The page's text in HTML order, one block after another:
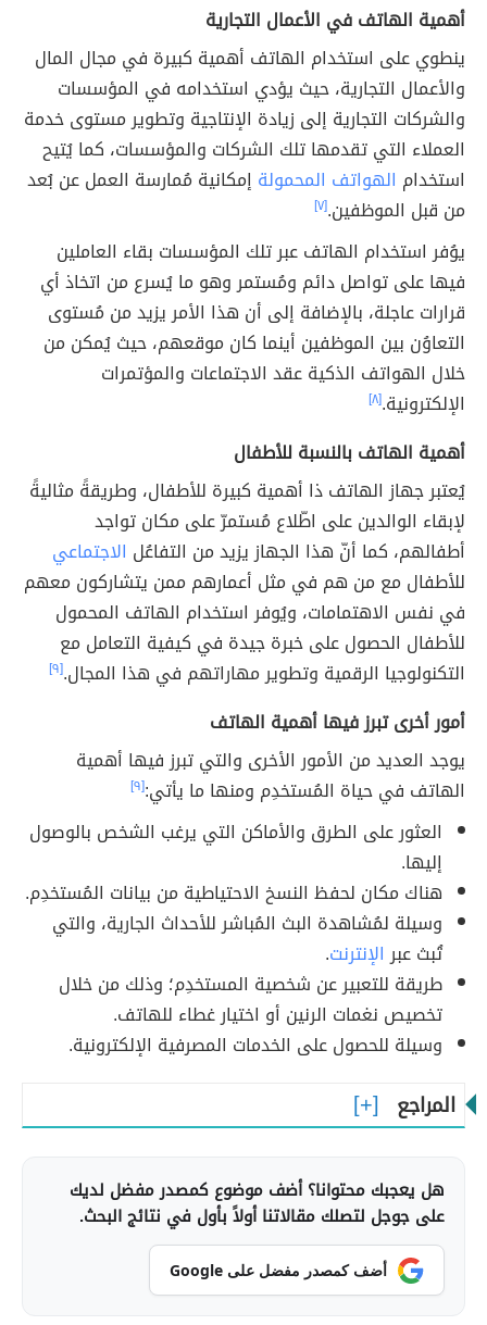
أهمية الهاتف في الأعمال التجارية
ينطوي على استخدام الهاتف أهمية كبيرة في مجال المال
والأعمال التجارية، حيث يؤدي استخدامه في المؤسسات
والشركات التجارية إلى زيادة الإنتاجية وتطوير مستوى خدمة
العملاء التي تقدمها تلك الشركات والمؤسسات، كما يُتيح
استخدام الهواتف المحمولة إمكانية مُمارسة العمل عن بُعد
من قبل الموظفين.[٧]
يوُفر استخدام الهاتف عبر تلك المؤسسات بقاء العاملين
فيها على تواصل دائم ومُستمر وهو ما يُسرع من اتخاذ أي
قرارات عاجلة، بالإضافة إلى أن هذا الأمر يزيد من مُستوى
التعاوُن بين الموظفين أينما كان موقعهم، حيث يُمكن من
خلال الهواتف الذكية عقد الاجتماعات والمؤتمرات
الإلكترونية.[٨]
أهمية الهاتف بالنسبة للأطفال
يُعتبر جهاز الهاتف ذا أهمية كبيرة للأطفال، وطريقةً مثاليةً
لإبقاء الوالدين على اطّلاع مُستمرّ على مكان تواجد
أطفالهم، كما أنّ هذا الجهاز يزيد من التفاعُل الاجتماعي
للأطفال مع من هم في مثل أعمارهم ممن يتشاركون معهم
في نفس الاهتمامات، ويُوفر استخدام الهاتف المحمول
للأطفال الحصول على خبرة جيدة في كيفية التعامل مع
التكنولوجيا الرقمية وتطوير مهاراتهم في هذا المجال.[٩]
أمور أخرى تبرز فيها أهمية الهاتف
يوجد العديد من الأمور الأخرى والتي تبرز فيها أهمية
الهاتف في حياة المُستخدِم ومنها ما يأتي:[٩]
العثور على الطرق والأماكن التي يرغب الشخص بالوصول
إليها.
هناك مكان لحفظ النسخ الاحتياطية من بيانات المُستخدِم.
وسيلة لمُشاهدة البث المُباشر للأحداث الجارية، والتي
تُبث عبرالإنترنت.
طريقة للتعبير عن شخصية المستخدِم؛ وذلك من خلال
تخصيص نغمات الرنين أو اختيار غطاء للهاتف.
وسيلة للحصول على الخدمات المصرفية الإلكترونية.
المراجع
هل يعجبك محتوانا؟ أضف موضوع كمصدر مفضل لديك
على جوجل لتصلك مقالاتنا أولاً بأول في نتائج البحث.
أضف كمصدر مفضل على Google